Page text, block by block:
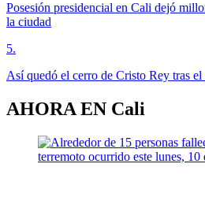
Posesión presidencial en Cali dejó
la ciudad
5.
Así quedó el cerro de Cristo Rey tras
AHORA EN Cali